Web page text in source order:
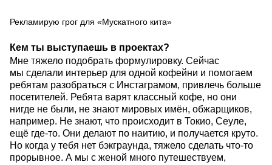
Рекламирую грог для «Мускатного кита»
Кем ты выступаешь в проектах?
Мне тяжело подобрать формулировку. Сейчас
мы сделали интерьер для одной кофейни и помогаем
ребятам разобраться с Инстаграмом, привлечь больше
посетителей. Ребята варят классный кофе, но они
нигде не были, не знают мировых имён, обжарщиков,
например. Не знают, что происходит в Токио, Сеуле,
ещё где-то. Они делают по наитию, и получается круто.
Но когда у тебя нет бэкграунда, тяжело сделать что-то
прорывное. А мы с женой много путешествуем,